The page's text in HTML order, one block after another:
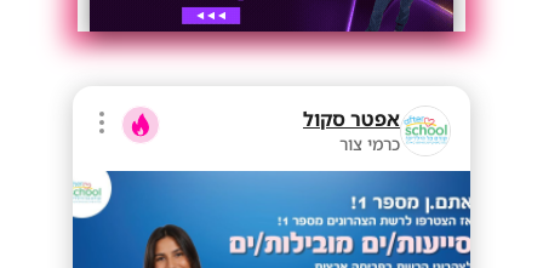
אפטר סקול
כרמי צור